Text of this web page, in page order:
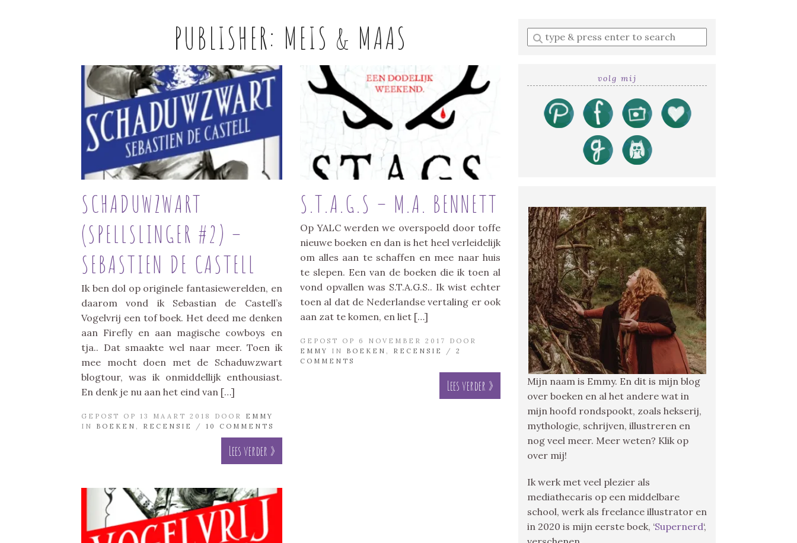
PUBLISHER: MEIS & MAAS
SCHADUWZWART
(SPELLSLINGER #2) –
SEBASTIEN DE CASTELL
Ik ben dol op originele fantasiewerelden, en
daarom vond ik Sebastian de Castell’s
Vogelvrij een tof boek. Het deed me denken
aan Firefly en aan magische cowboys en
tja.. Dat smaakte wel naar meer. Toen ik
mee mocht doen met de Schaduwzwart
blogtour, was ik onmiddellijk enthousiast.
En denk je nu aan het eind van […]
GEPOST OP 13 MAART 2018 DOOR EMMY
IN BOEKEN , RECENSIE / 10 COMMENTS
Lees verder »
S.T.A.G.S – M.A. BENNETT
Op YALC werden we overspoeld door toffe
nieuwe boeken en dan is het heel verleidelijk
om alles aan te schaffen en mee naar huis
te slepen. Een van de boeken die ik toen al
vond opvallen was S.T.A.G.S.. Ik wist echter
toen al dat de Nederlandse vertaling er ook
aan zat te komen, en liet […]
GEPOST OP 6 NOVEMBER 2017 DOOR
EMMY
IN BOEKEN , RECENSIE / 2
COMMENTS
Lees verder »
Enter
a
volg mij
Mijn naam is Emmy. En dit is mijn blog
over boeken en al het andere wat in
mijn hoofd rondspookt, zoals hekserij,
mythologie, schrijven, illustreren en
nog veel meer. Meer weten? Klik op
over mij!
Ik werk met veel plezier als
mediathecaris op een middelbare
school, werk als freelance illustrator en
in 2020 is mijn eerste boek, ‘Supernerd‘,